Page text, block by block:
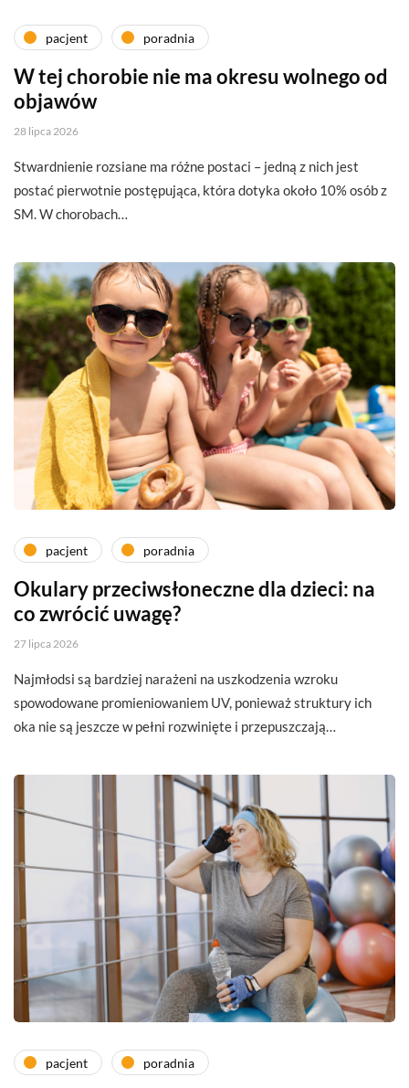
pacjent poradnia
W tej chorobie nie ma okresu wolnego od
objawów
28 lipca 2026
Stwardnienie rozsiane ma różne postaci – jedną z nich jest
postać pierwotnie postępująca, która dotyka około 10% osób z
SM. W chorobach…
pacjent poradnia
Okulary przeciwsłoneczne dla dzieci: na
co zwrócić uwagę?
27 lipca 2026
Najmłodsi są bardziej narażeni na uszkodzenia wzroku
spowodowane promieniowaniem UV, ponieważ struktury ich
oka nie są jeszcze w pełni rozwinięte i przepuszczają…
pacjent poradnia